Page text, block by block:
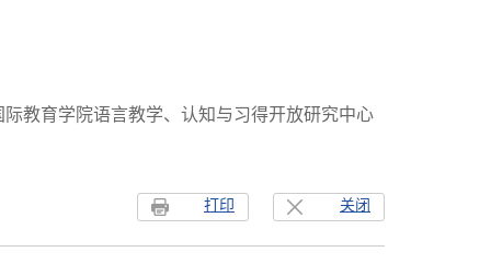
际教育学院语言教学、认知与习得开放研究中心
关闭
打印